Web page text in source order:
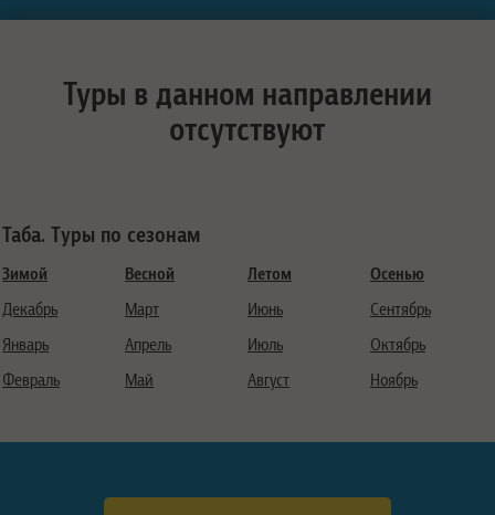
Туры в данном направлении
отсутствуют
Таба. Туры по сезонам
Зимой
Декабрь
Январь
Февраль
Весной
Март
Апрель
Май
Летом
Июнь
Июль
Август
Осенью
Сентябрь
Октябрь
Ноябрь